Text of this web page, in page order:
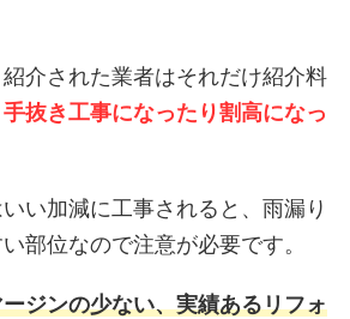
介された業者はそれだけ紹介料
手抜き工事になったり割高になっ
い加減に工事されると、雨漏り
部位なので注意が必要です。
ジンの少ない、実績あるリフォ